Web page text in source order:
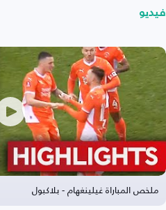
فيديو
ملخص المباراة غيلينغهام - بلاكبول